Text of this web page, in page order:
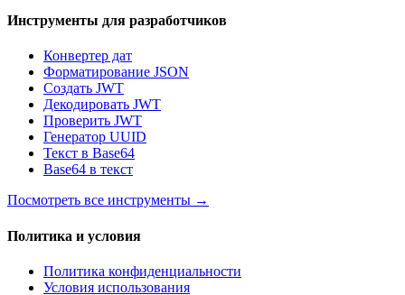
Инструменты для разработчиков
Конвертер дат
Форматирование JSON
Создать JWT
Декодировать JWT
Проверить JWT
Генератор UUID
Текст в Base64
Base64 в текст
Посмотреть все инструменты →
Политика и условия
Политика конфиденциальности
Условия использования